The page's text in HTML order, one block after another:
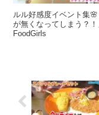
ルル好感度イベント集
が無くなってしまう？
FoodGirls